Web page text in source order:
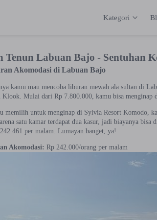
Kategori
Tenun Labuan Bajo - Sentuhan
Akomodasi di Labuan Bajo
kamu mau mencoba liburan mewah ala sultan di
Klook. Mulai dari Rp 7.800.000, kamu bisa menginap
memilih untuk menginap di Sylvia Resort Komodo,
satu kamar terdapat dua kasur, jadi biayanya
per malam. Lumayan banget, ya!
Akomodasi: Rp 242.000/orang per malam